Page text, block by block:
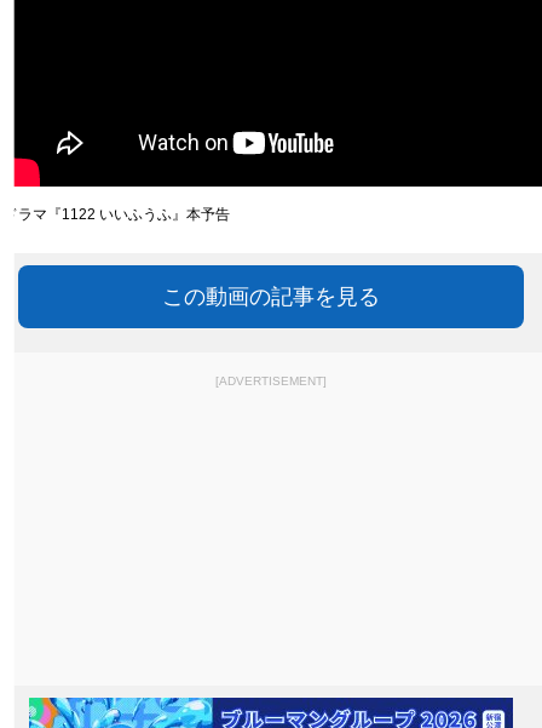
ドラマ『1122 いいふうふ』本予告
この動画の記事を見る
[ADVERTISEMENT]